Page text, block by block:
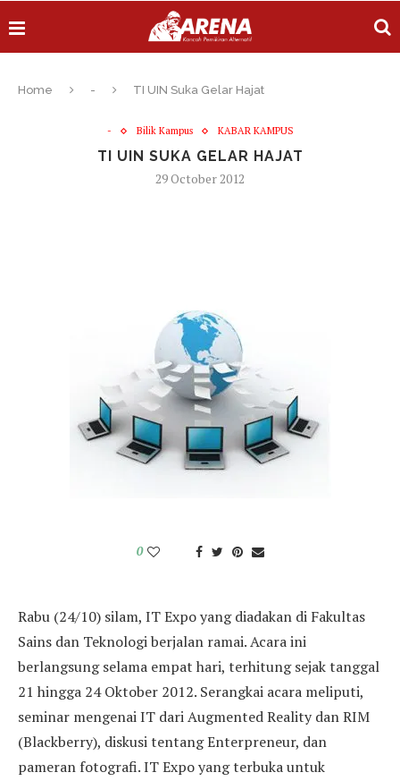
Home - TI UIN Suka Gelar Hajat
- Bilik Kampus KABAR KAMPUS
TI UIN SUKA GELAR HAJAT
29 October 2012
0
Rabu (24/10) silam, IT Expo yang diadakan di Fakultas
Sains dan Teknologi berjalan ramai. Acara ini
berlangsung selama empat hari, terhitung sejak tanggal
21 hingga 24 Oktober 2012. Serangkai acara meliputi,
seminar mengenai IT dari Augmented Reality dan RIM
(Blackberry), diskusi tentang Enterpreneur, dan
pameran fotografi. IT Expo yang terbuka untuk